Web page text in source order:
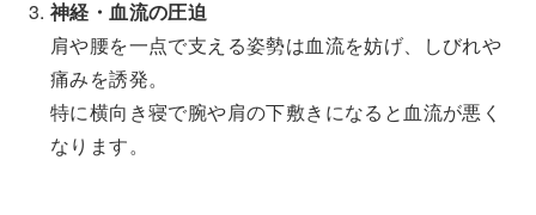
神経・血流の圧迫
肩や腰を一点で支える姿勢は血流を妨げ、しびれや
痛みを誘発。
特に横向き寝で腕や肩の下敷きになると血流が悪く
なります。